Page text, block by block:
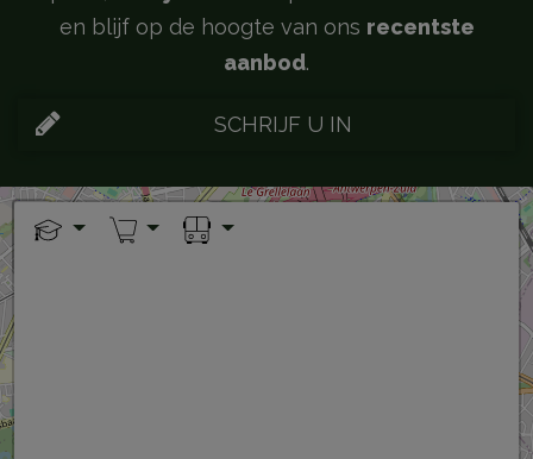
en blijf op de hoogte van ons recentste
aanbod.
SCHRIJF U IN
+